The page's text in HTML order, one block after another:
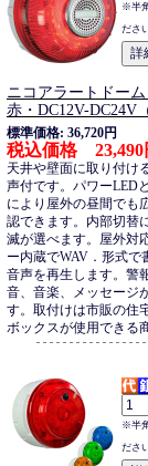
※半
ださ
ニコアラートドー
赤・DC12V-DC24V
標準価格: 36,720円
税込価格 23,490
天井や壁面に取り付け
声付です。パワーLED
により屋外の昼間でも
認できます。内部切替
滅が選べます。屋外対
ー内蔵でWAV．形式で
音声を再生します。警
音、音楽、メッセージ
す。取付けは市販の住
ボックスが使用できる
※半
ださ